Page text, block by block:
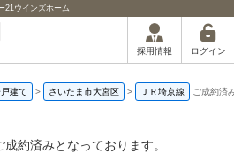
21ウインズホーム
採用情報 ログイン
建て > さいたま市大宮区 > ＪＲ埼京線 ご成約済
約済みとなっております。